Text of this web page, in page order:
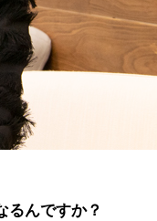
んですか？